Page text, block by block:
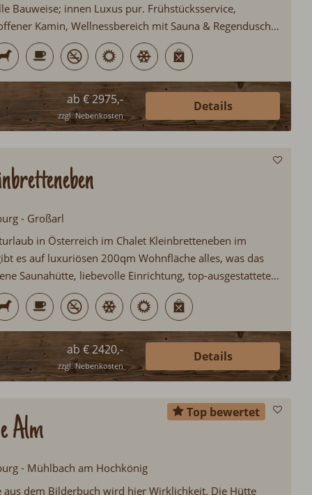
Bauweise; innen Luxus pur. Frühstücksservice,
Kamin, Wellnessbereich mit Sauna & Regendusche
Leistungen im Chalet Fulseck. Das Großarltal ist
ein beliebtes Urlaubsziel bei Gästen aus dem In- und
ab € 2975,-
zzgl. Nebenkosten
Details
- Großarl
in Österreich im Chalet Kleinbretteneben im
es auf luxuriösen 200qm Wohnfläche alles, was das
Saunahütte, liebevolle Einrichtung, top-ausgestattete
Kachelofen in der Wohnstube, Frühstücksservice,
hochwertige Badezimmer, Grillhäuschen u.v.m...
ab € 2420,-
zzgl. Nebenkosten
Details
Alm
Top bewertet
- Mühlbach am Hochkönig
dem Bilderbuch wird hier Wirklichkeit. Die Hütte